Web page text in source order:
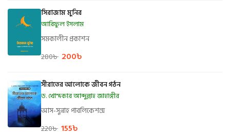
সিরাজাম মুনির
আরিফুল ইসলাম
সমকালীন প্রকাশন
280৳ 200৳
সীরাতের আলোকে জীবন গঠন
ড. খোন্দকার আব্দুল্লাহ জাহাঙ্গীর
আস-সুন্নাহ পাবলিকেশন্স
220৳ 155৳